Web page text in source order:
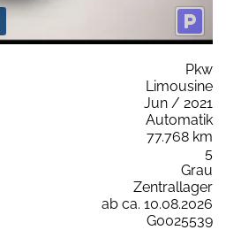
Pkw
Limousine
Jun / 2021
Automatik
77.768 km
5
Grau
Zentrallager
ab ca. 10.08.2026
G0025539